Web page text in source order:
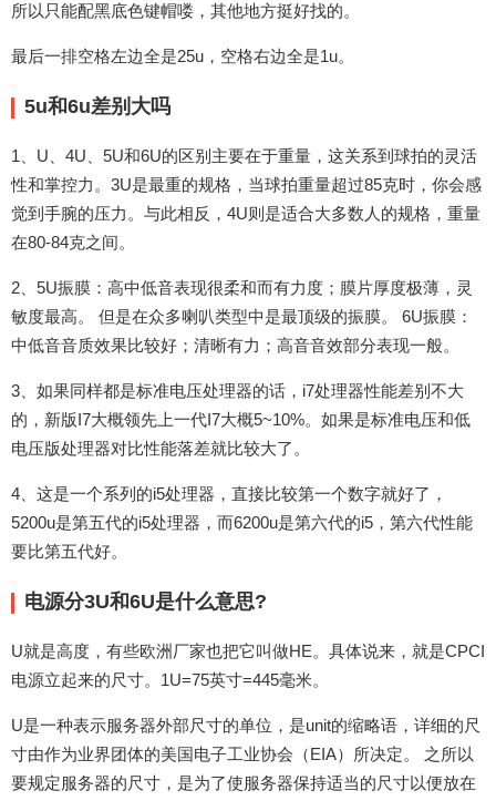
所以只能配黑底色键帽喽，其他地方挺好找的。
最后一排空格左边全是25u，空格右边全是1u。
5u和6u差别大吗
1、U、4U、5U和6U的区别主要在于重量，这关系到球拍的灵活
性和掌控力。3U是最重的规格，当球拍重量超过85克时，你会感
觉到手腕的压力。与此相反，4U则是适合大多数人的规格，重量
在80-84克之间。
2、5U振膜：高中低音表现很柔和而有力度；膜片厚度极薄，灵
敏度最高。 但是在众多喇叭类型中是最顶级的振膜。 6U振膜：
中低音音质效果比较好；清晰有力；高音音效部分表现一般。
3、如果同样都是标准电压处理器的话，i7处理器性能差别不大
的，新版I7大概领先上一代I7大概5~10%。如果是标准电压和低
电压版处理器对比性能落差就比较大了。
4、这是一个系列的i5处理器，直接比较第一个数字就好了，
5200u是第五代的i5处理器，而6200u是第六代的i5，第六代性能
要比第五代好。
电源分3U和6U是什么意思?
U就是高度，有些欧洲厂家也把它叫做HE。具体说来，就是CPCI
电源立起来的尺寸。1U=75英寸=445毫米。
U是一种表示服务器外部尺寸的单位，是unit的缩略语，详细的尺
寸由作为业界团体的美国电子工业协会（EIA）所决定。 之所以
要规定服务器的尺寸，是为了使服务器保持适当的尺寸以便放在